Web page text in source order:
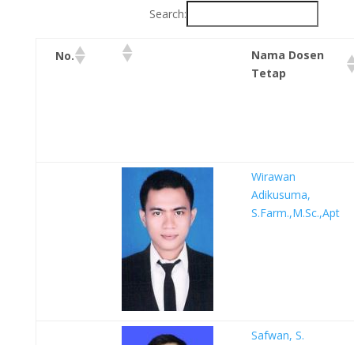
Search:
No.
Nama Dosen
Tetap
Wirawan
Adikusuma,
S.Farm.,M.Sc.,Apt
Safwan, S.